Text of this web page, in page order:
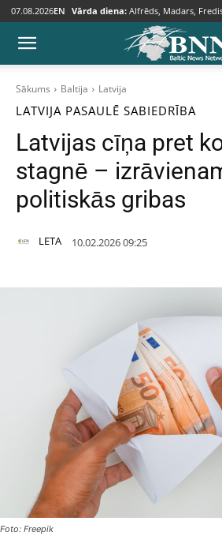
07.08.2026EN Vārda diena: Alfrēds, Madars,
Sākums Baltija Latvija
LATVIJA PASAULĒ SABIEDRĪBA
Latvijas cīņa pret
stagnē –
politiskās gribas
LETA 10.02.2026 09:25
Foto: Freepik